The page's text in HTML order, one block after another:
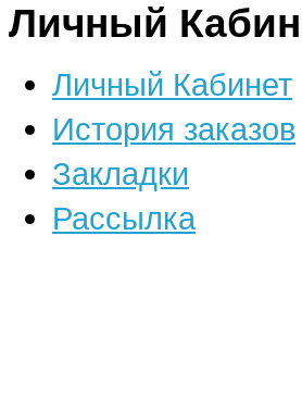
Личный
Личный Кабинет
История заказов
Закладки
Рассылка